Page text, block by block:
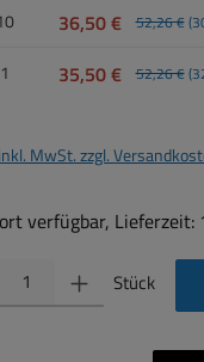
36,50 € 52,26 €
35,50 € 52,26 €
MwSt. zzgl.
verfügbar, Lieferzeit:
Anzahl: Gib denStück